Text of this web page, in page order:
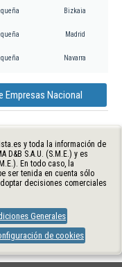
Bizkaia
Madrid
Navarra
Empresas Nacional
y toda la información de
D&B S.A.U. (S.M.E.) y es
En todo caso, la
ser tenida en cuenta sólo
decisiones comerciales
Generales
de cookies